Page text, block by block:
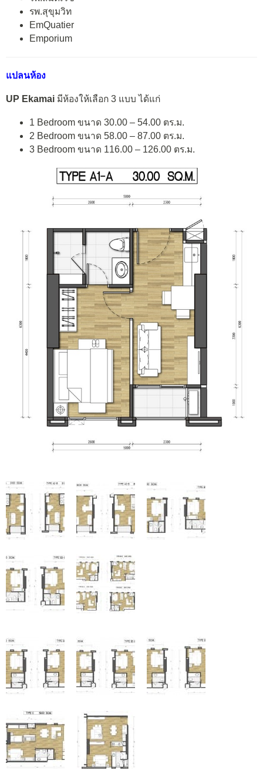
รพ.สุขุมวิท
EmQuatier
Emporium
แปลนห้อง
UP Ekamai มีห้องให้เลือก 3 แบบ ได้แก่
1 Bedroom ขนาด 30.00 – 54.00 ตร.ม.
2 Bedroom ขนาด 58.00 – 87.00 ตร.ม.
3 Bedroom ขนาด 116.00 – 126.00 ตร.ม.